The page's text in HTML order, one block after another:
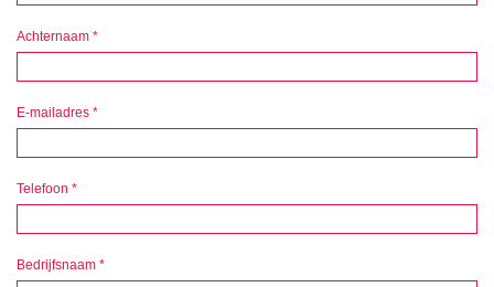
Achternaam *
E-mailadres *
Telefoon *
Bedrijfsnaam *